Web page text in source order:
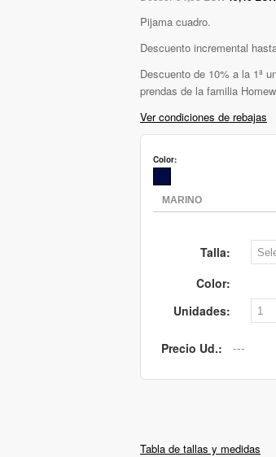
Pijama cuadro.
Descuento incremental
Descuento de 10% a la 1ª
prendas de la familia
Ver condiciones de rebajas
Color:
Talla:
Color:
Unidades:
Precio Ud.:
Tabla de tallas y medidas